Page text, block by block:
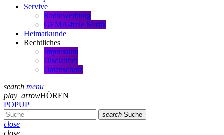
Servive
Radiowerbung
GEMA-freie Musik
Heimatkunde
Rechtliches
Impressum
Disclaimer
Datenschutz
search menu
play_arrowHÖREN
POPUP
search Suche
close